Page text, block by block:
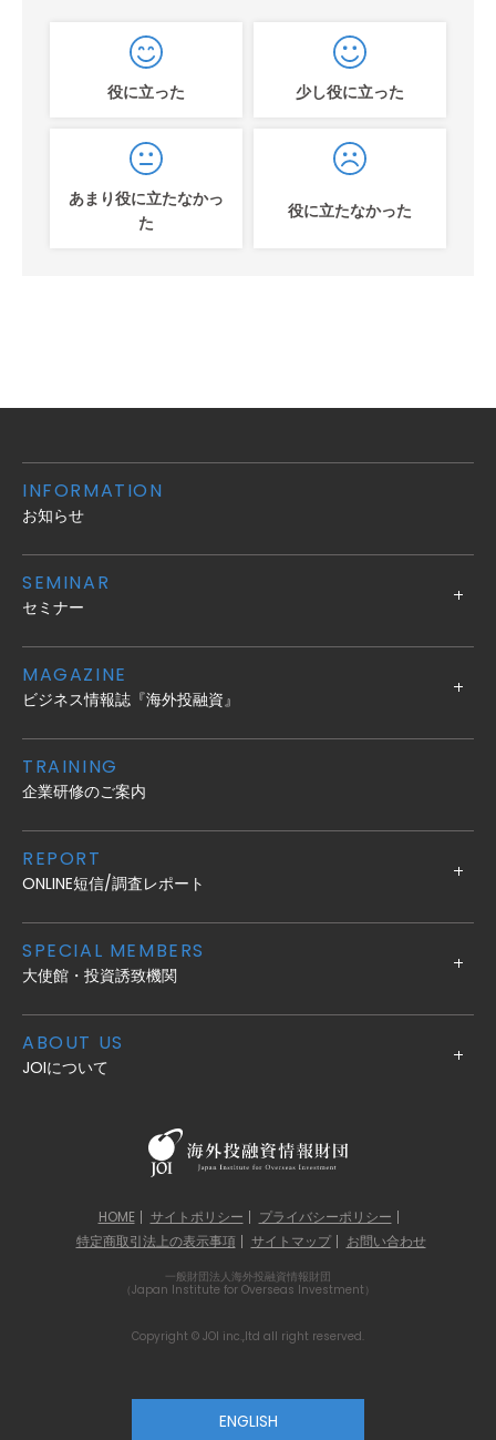
役に立った 少し役に立った
あまり役に立たなかっ
た
役に立たなかった
INFORMATION
お知らせ
SEMINAR
セミナー
MAGAZINE
ビジネス情報誌『海外投融資』
TRAINING
企業研修のご案内
REPORT
ONLINE短信/調査レポート
SPECIAL MEMBERS
大使館・投資誘致機関
ABOUT US
JOIについて
HOME サイトポリシー
プライバシーポリシー
特定商取引法上の表示事項
サイトマップ お問い合わせ
一般財団法人海外投融資情報財団
（Japan Institute for Overseas Investment）
Copyright © JOI inc.,ltd all right reserved.
ENGLISH